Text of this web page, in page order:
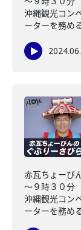
沖縄観光コン
ーターを務め
赤瓦ちょーび
～９時３０分
沖縄観光コン
ーターを務め